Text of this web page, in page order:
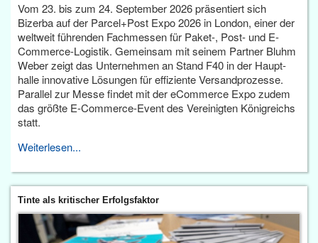
Vom 23. bis zum 24. September 2026 präsentiert sich
Bizerba auf der Parcel+Post Expo 2026 in London, einer der
weltweit führenden Fachmessen für Paket-, Post- und E-
Commerce-Logistik. Gemeinsam mit seinem Partner Bluhm
Weber zeigt das Unternehmen an Stand F40 in der Haupt­
halle innovative Lösungen für effiziente Versandprozesse.
Parallel zur Messe findet mit der eCommerce Expo zudem
das größte E-Commerce-Event des Vereinigten Königreichs
statt.
Weiterlesen...
Tinte als kritischer Erfolgsfaktor